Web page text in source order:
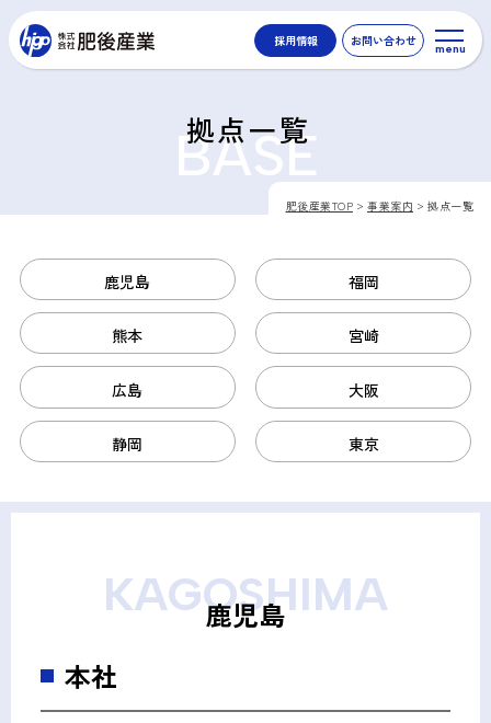
採用情報 お問い合わせ
menu
BASE
拠点一覧
肥後産業TOP 事業案内 拠点一覧
鹿児島 福岡
熊本 宮崎
広島 大阪
静岡 東京
KAGOSHIMA
鹿児島
本社